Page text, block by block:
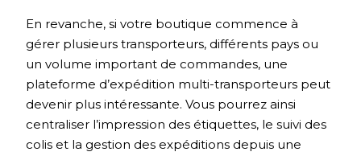
En revanche, si votre boutique commence à
gérer plusieurs transporteurs, différents pays ou
un volume important de commandes, une
plateforme d’expédition multi-transporteurs peut
devenir plus intéressante. Vous pourrez ainsi
centraliser l’impression des étiquettes, le suivi des
colis et la gestion des expéditions depuis une